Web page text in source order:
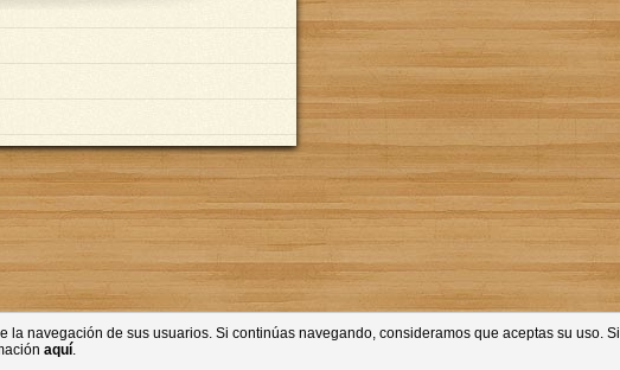
la navegación de sus usuarios. Si continúas navegando, consideramos que aceptas su uso. Si
aquí.